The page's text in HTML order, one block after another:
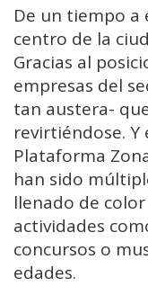
De un tiempo a
centro de la
Gracias al
empresas del
tan austera-
revirtiéndose. Y
Plataforma
han sido
llenado de
actividades
concursos o
edades.